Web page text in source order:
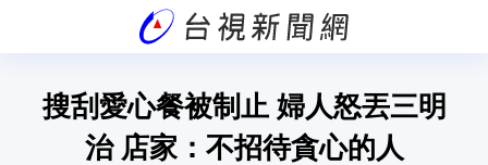
搜刮愛心餐被制止 婦人怒丟三明
治 店家：不招待貪心的人